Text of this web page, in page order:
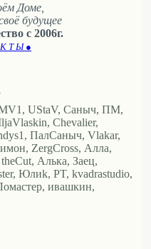
Доме,
будущее
с 2006г.
Т Ы ●
UStaV, Саныч, ПМ,
Chevalier,
ПалСаныч, Vlakar,
ZergCross, Алла,
Алька, Заец,
Юлиk, PT, kvadrastudio,
ивашкин,